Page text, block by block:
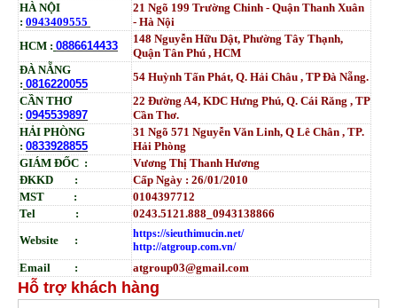
HÀ NỘI
: 0943409555
21 Ngõ 199 Trường Chinh - Quận Thanh Xuân
- Hà Nội
HCM : 0886614433
148 Nguyễn Hữu Dật, Phường Tây Thạnh,
Quận Tân Phú , HCM
ĐÀ NẴNG
: 0816220055
54 Huỳnh Tấn Phát, Q. Hải Châu , TP Đà Nẵng.
CẦN THƠ
: 0945539897
22 Đường A4, KDC Hưng Phú, Q. Cái Răng , TP
Cần Thơ.
HẢI PHÒNG
: 0833928855
31 Ngõ 571 Nguyễn Văn Linh, Q Lê Chân , TP.
Hải Phòng
GIÁM ĐỐC :
Vương Thị Thanh Hương
ĐKKD :
Cấp Ngày : 26/01/2010
MST :
0104397712
Tel :
0243.5121.888_0943138866
Website :
https://sieuthimucin.net/
http://atgroup.com.vn/
Email : atgroup03@gmail.com
Hỗ trợ khách hàng